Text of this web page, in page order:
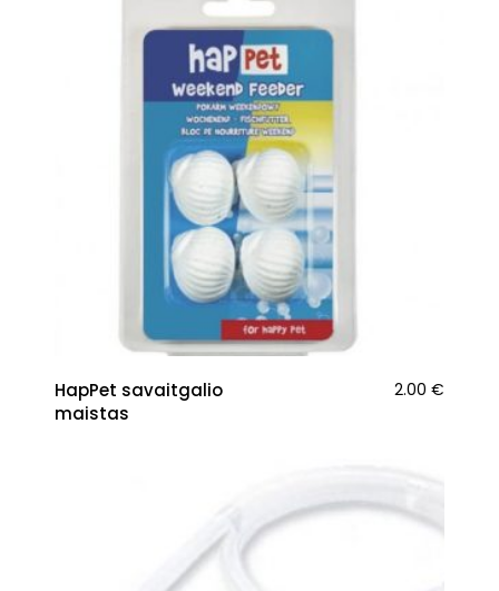
HapPet savaitgalio
maistas
2.00 €